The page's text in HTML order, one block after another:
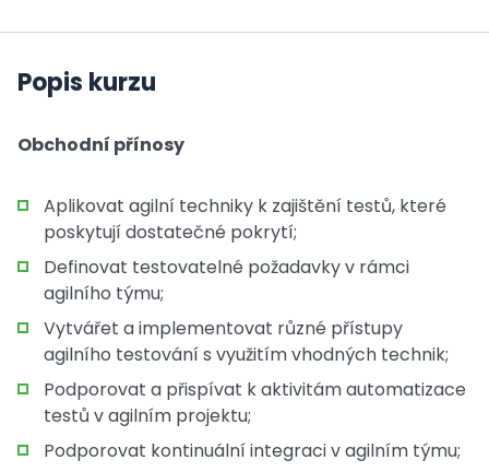
Popis kurzu
Obchodní přínosy
Aplikovat agilní techniky k zajištění testů, které
poskytují dostatečné pokrytí;
Definovat testovatelné požadavky v rámci
agilního týmu;
Vytvářet a implementovat různé přístupy
agilního testování s využitím vhodných technik;
Podporovat a přispívat k aktivitám automatizace
testů v agilním projektu;
Podporovat kontinuální integraci v agilním týmu;